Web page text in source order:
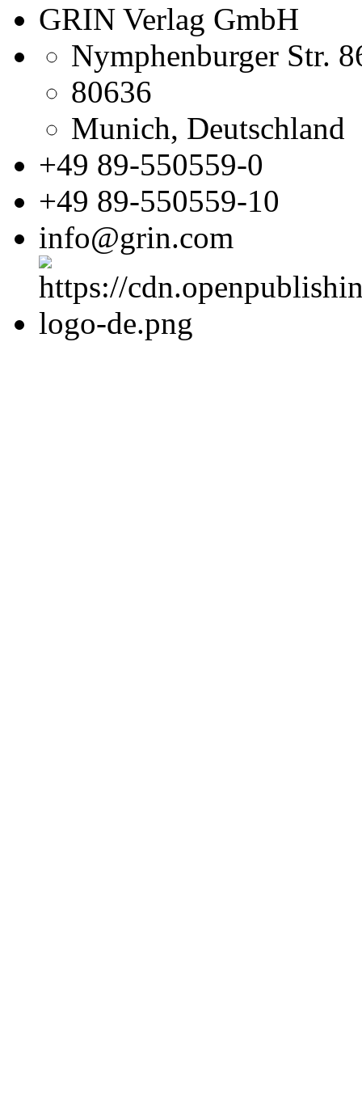
GRIN Verlag GmbH
Nymphenburger Str.
80636
Munich, Deutschland
+49 89-550559-0
+49 89-550559-10
info@grin.com